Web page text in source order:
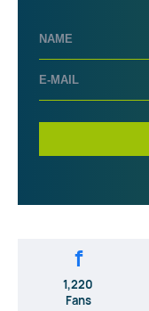
f
1,220
Fans